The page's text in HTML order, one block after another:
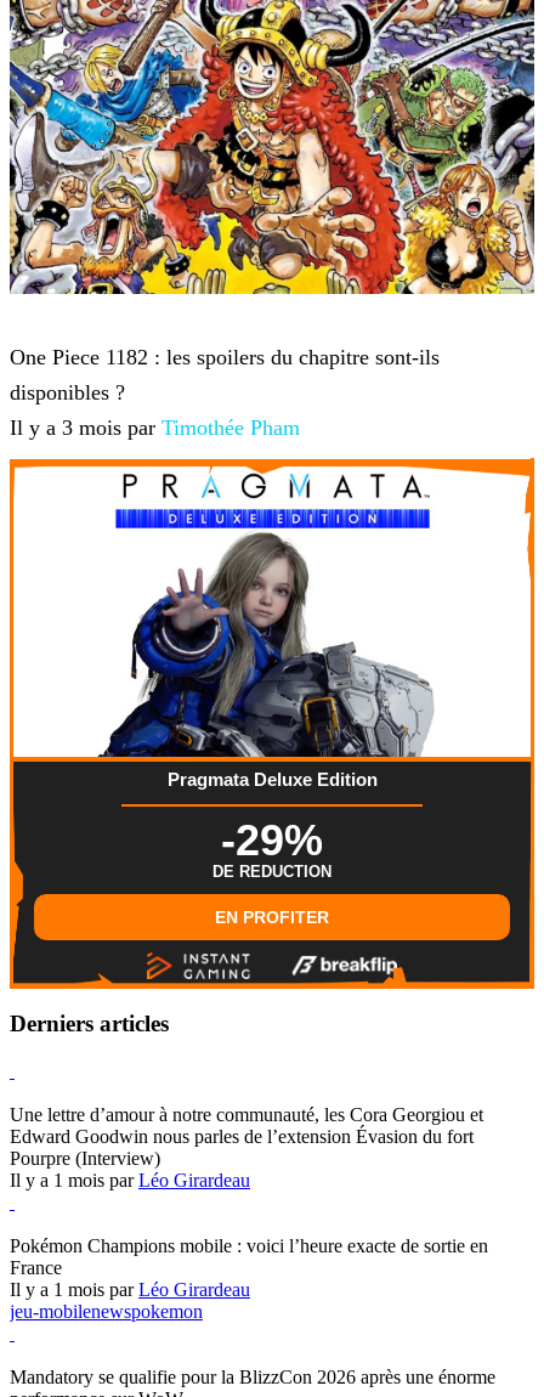
One Piece 1182 : les spoilers du chapitre sont-ils
disponibles ?
Il y a 3 mois par Timothée Pham
Pragmata Deluxe Edition
-29%
DE REDUCTION
EN PROFITER
Derniers articles
Une lettre d’amour à notre communauté, les Cora Georgiou et
Edward Goodwin nous parles de l’extension Évasion du fort
Pourpre (Interview)
Il y a 1 mois parLéo Girardeau
Pokémon Champions mobile : voici l’heure exacte de sortie en
France
Il y a 1 mois parLéo Girardeau
jeu-mobilenewspokemon
Mandatory se qualifie pour la BlizzCon 2026 après une énorme